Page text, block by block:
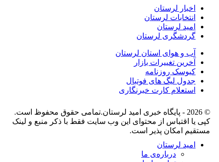
اخبار لرستان
انتخابات لرستان
امید لرستان
گردشگری لرستان
آب و هوای استان لرستان
آخرین تغییرات بازار
کیوسک روزنامه
جدول لیگ های فوتبال
استعلام کارت خبرنگاری
© 2026 - پایگاه خبری اميد لرستان.تمامی حقوق محفوظ است.
کپی یا اقتباس از محتوای این وب سایت فقط با ذکر منبع و لینک
مستقیم امکان پذیر است.
امید لرستان
درباره‌ی ما